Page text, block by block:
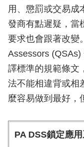
用、懲罰或交易成
發商有點遲疑，當
要求也會跟著改變
Assessors
譯標準的規範條文
法不能相違背或相
麼容易做到最好，
PA DSS鎖定應用